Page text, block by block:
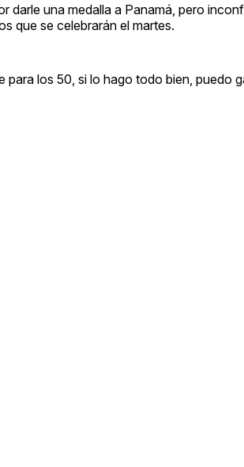
darle una medalla a Panamá, pero
que se celebrarán el martes.
para los 50, si lo hago todo bien, puedo